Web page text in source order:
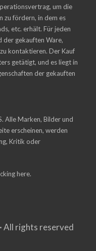
um die
zu fördern, in dem es
etc. erhält. Für jeden
der gekauften Ware,
kontaktieren. Der Kauf
getätigt, und es liegt in
der gekauften
Alle Marken, Bilder und
erscheinen, werden
Kritik oder
here.
All rights reserved